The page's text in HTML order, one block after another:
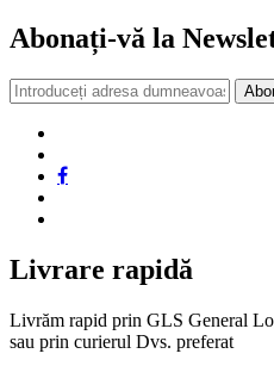
Abonați-vă la
Livrare rapidă
Livrăm rapid prin GLS General
sau prin curierul Dvs. preferat